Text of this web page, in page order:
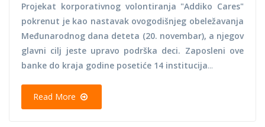
Projekat korporativnog volontiranja "Addiko Cares"
pokrenut je kao nastavak ovogodišnjeg obeležavanja
Međunarodnog dana deteta (20. novembar), a njegov
glavni cilj jeste upravo podrška deci. Zaposleni ove
banke do kraja godine posetiće 14 institucija...
Read More